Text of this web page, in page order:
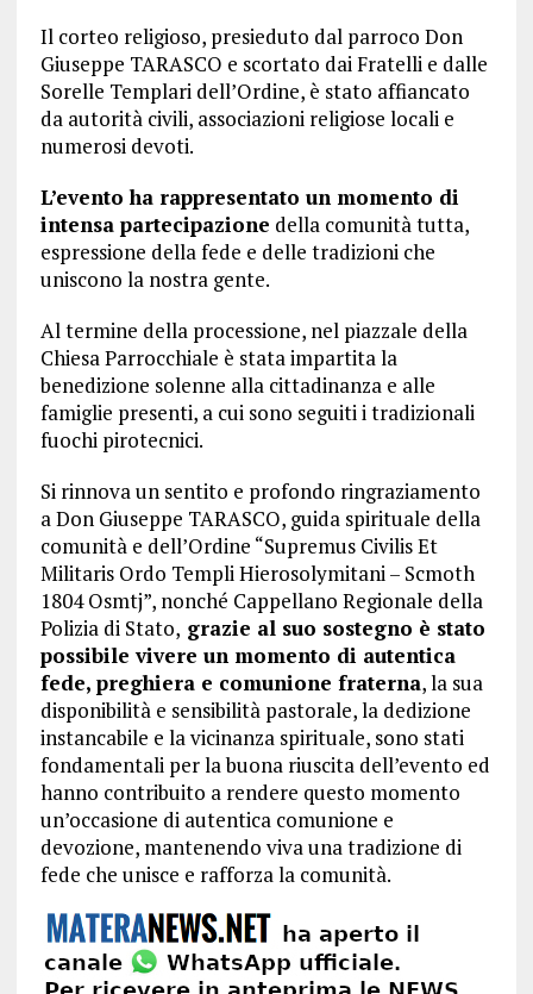
Il corteo religioso, presieduto dal parroco Don
Giuseppe TARASCO e scortato dai Fratelli e dalle
Sorelle Templari dell’Ordine, è stato affiancato
da autorità civili, associazioni religiose locali e
numerosi devoti.
L’evento ha rappresentato un momento di
intensa partecipazione della comunità tutta,
espressione della fede e delle tradizioni che
uniscono la nostra gente.
Al termine della processione, nel piazzale della
Chiesa Parrocchiale è stata impartita la
benedizione solenne alla cittadinanza e alle
famiglie presenti, a cui sono seguiti i tradizionali
fuochi pirotecnici.
Si rinnova un sentito e profondo ringraziamento
a Don Giuseppe TARASCO, guida spirituale della
comunità e dell’Ordine “Supremus Civilis Et
Militaris Ordo Templi Hierosolymitani – Scmoth
1804 Osmtj”, nonché Cappellano Regionale della
Polizia di Stato, grazie al suo sostegno è stato
possibile vivere un momento di autentica
fede, preghiera e comunione fraterna, la sua
disponibilità e sensibilità pastorale, la dedizione
instancabile e la vicinanza spirituale, sono stati
fondamentali per la buona riuscita dell’evento ed
hanno contribuito a rendere questo momento
un’occasione di autentica comunione e
devozione, mantenendo viva una tradizione di
fede che unisce e rafforza la comunità.